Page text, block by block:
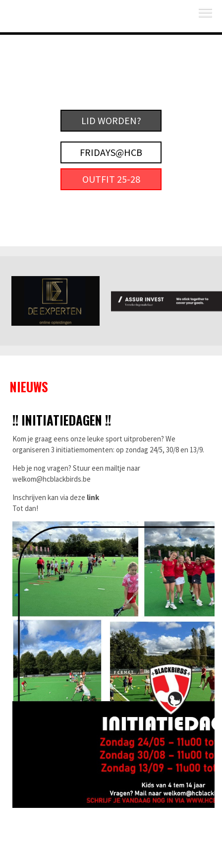
LID WORDEN?
FRIDAYS@HCB
OUTFIT 25-28
NIEUWS
!! INITIATIEDAGEN !!
Kom je graag eens onze leuke sport uitproberen? We
organiseren 3 initiatiemomenten: op zondag 24/5, 30/8 en 13/9.
Heb je nog vragen? Stuur een mailtje naar
welkom@hcblackbirds.be
Inschrijven kan via deze link
Tot dan!